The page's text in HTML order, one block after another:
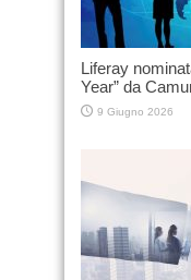
Liferay
Year” da
9 Giugno 2026